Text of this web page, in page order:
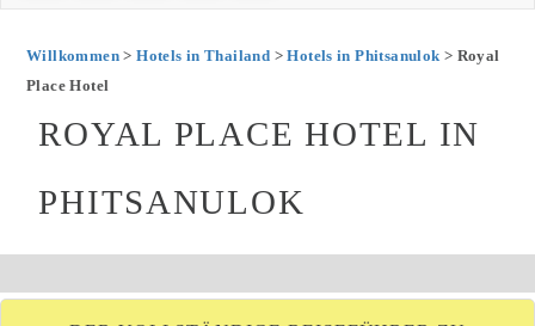
Willkommen>Hotels in Thailand >Hotels in Phitsanulok > Royal
Place Hotel
ROYAL PLACE HOTEL IN
PHITSANULOK